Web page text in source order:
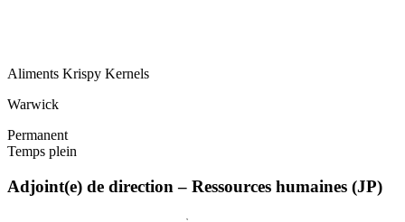
Aliments Krispy Kernels
Warwick
Permanent
Temps plein
Adjoint(e) de direction – Ressources humaines (JP)